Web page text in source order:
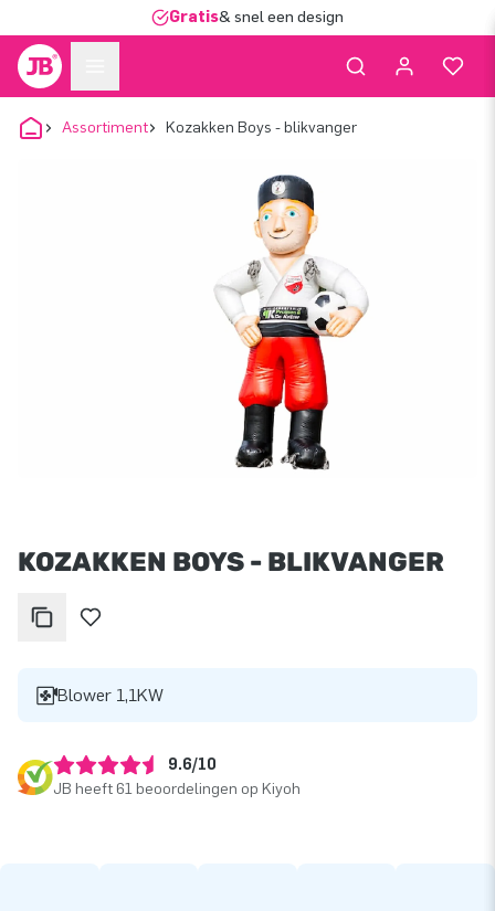
Gratis& snel een design
Assortiment Kozakken Boys - blikvanger
KOZAKKEN BOYS - BLIKVANGER
Blower 1,1KW
9.6/10
JB heeft 61 beoordelingen op Kiyoh